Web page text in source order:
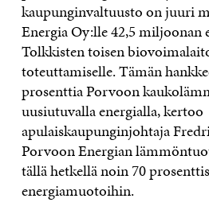
kaupunginvaltuusto on juuri
Energia Oy:lle 42,5 miljoonan
Tolkkisten toisen
toteuttamiselle. Tämän
prosenttia Porvoon
uusiutuvalla energialla, kertoo
apulaiskaupunginjohtaja
Porvoon Energian
tällä hetkellä noin 70
energiamuotoihin.